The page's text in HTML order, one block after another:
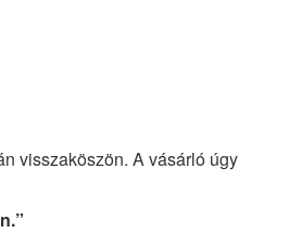
visszaköszön. A vásárló úgy